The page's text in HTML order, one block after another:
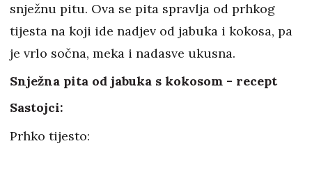
snježnu pitu. Ova se pita spravlja od prhkog
tijesta na koji ide nadjev od jabuka i kokosa, pa
je vrlo sočna, meka i nadasve ukusna.
Snježna pita od jabuka s kokosom - recept
Sastojci:
Prhko tijesto: